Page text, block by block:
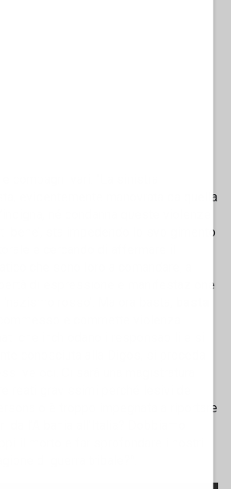
compagni vari: "La sinistra
evidentemente manovrata da quella
né condanna queste violenze
bene’, sta impedendo lo svolgimento
e cercando di affermare il
che sono loro a comandare, a
di espressione e manifestazione
rosso’. Ma ora basta,
che inchiodano i responsabili e si
conosciuta alla Digos, si proceda
veloci. Ci sarà una magistratura
reati gravissimi perché lesivi dei
o è troppo impegnata a riportare
all’Italia? Dobbiamo
il morto e far sprofondare i nostri
di guerra tribale?".